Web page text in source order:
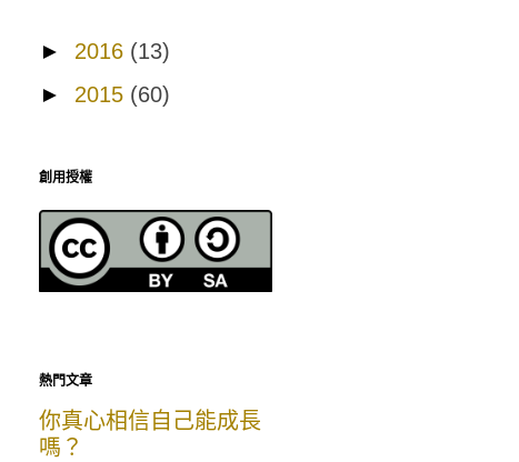
► 2016 (13)
► 2015 (60)
創用授權
熱門文章
你真心相信自己能成長
嗎？